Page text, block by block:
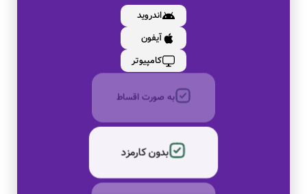
اندروید
آیفون
کامپیوتر
به صورت اقساط
بدون کارمزد
تخفیف های ویژه